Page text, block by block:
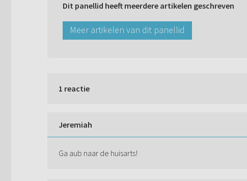
Dit panellid heeft meerdere artikelen geschreven
Meer artikelen van dit panellid
1 reactie
Jeremiah
Ga aub naar de huisarts!